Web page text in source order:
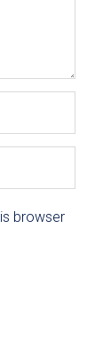
browser